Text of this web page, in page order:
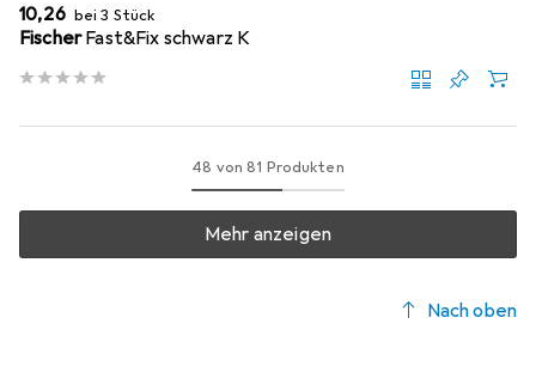
EUR
10,26 bei 3 Stück
FischerFast&Fix schwarz K
48 von 81 Produkten
Mehr anzeigen
Nach oben